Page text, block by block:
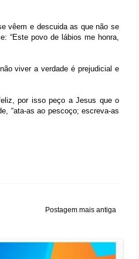
vêem e descuida as que não se
“Este povo de lábios me honra,
viver a verdade é prejudicial e
por isso peço a Jesus que o
“ata-as ao pescoço; escreva-as
Postagem mais antiga